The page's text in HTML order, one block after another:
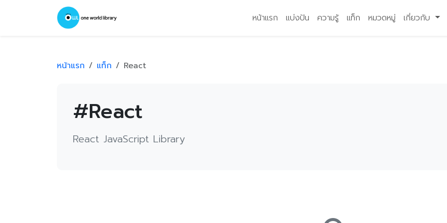
หน้าแรก แบ่งปัน ความรู้ แท็ก หมวดหมู่ เกี่ยวกับ
หน้าแรก แท็ก React
#React
React JavaScript Library